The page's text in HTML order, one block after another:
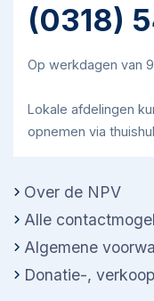
(0318)
Op werkdagen van
Lokale afdelingen
opnemen via
Over de NPV
Alle
Algemene
Donatie-,